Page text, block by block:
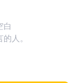
白
人。